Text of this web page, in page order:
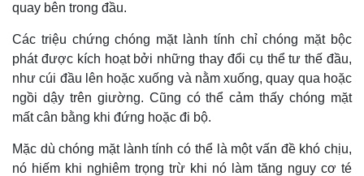
quay bên trong đầu.
Các triệu chứng chóng mặt lành tính chỉ chóng mặt bộc
phát được kích hoạt bởi những thay đổi cụ thể tư thế đầu,
như cúi đầu lên hoặc xuống và nằm xuống, quay qua hoặc
ngồi dậy trên giường. Cũng có thể cảm thấy chóng mặt
mất cân bằng khi đứng hoặc đi bộ.
Mặc dù chóng mặt lành tính có thể là một vấn đề khó chịu,
nó hiếm khi nghiêm trọng trừ khi nó làm tăng nguy cơ té